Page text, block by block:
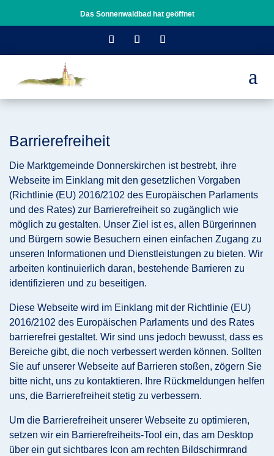
Das Sonnenwaldbad hat geöffnet
a
Barrierefreiheit
Die Marktgemeinde Donnerskirchen ist bestrebt, ihre
Webseite im Einklang mit den gesetzlichen Vorgaben
(Richtlinie (EU) 2016/2102 des Europäischen Parlaments
und des Rates) zur Barrierefreiheit so zugänglich wie
möglich zu gestalten. Unser Ziel ist es, allen Bürgerinnen
und Bürgern sowie Besuchern einen einfachen Zugang zu
unseren Informationen und Dienstleistungen zu bieten. Wir
arbeiten kontinuierlich daran, bestehende Barrieren zu
identifizieren und zu beseitigen.
Diese Webseite wird im Einklang mit der Richtlinie (EU)
2016/2102 des Europäischen Parlaments und des Rates
barrierefrei gestaltet. Wir sind uns jedoch bewusst, dass es
Bereiche gibt, die noch verbessert werden können. Sollten
Sie auf unserer Webseite auf Barrieren stoßen, zögern Sie
bitte nicht, uns zu kontaktieren. Ihre Rückmeldungen helfen
uns, die Barrierefreiheit stetig zu verbessern.
Um die Barrierefreiheit unserer Webseite zu optimieren,
setzen wir ein Barrierefreiheits-Tool ein, das am Desktop
über ein gut sichtbares Icon am rechten Bildschirmrand